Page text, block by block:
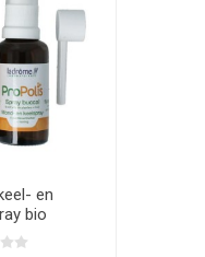
en
bio